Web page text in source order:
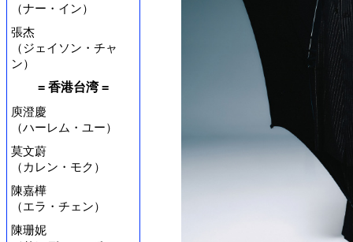
（ナー・イン）
張杰
（ジェイソン・チャ
ン）
= 香港台湾 =
庾澄慶
（ハーレム・ユー）
莫文蔚
（カレン・モク）
陳嘉樺
（エラ・チェン）
陳珊妮